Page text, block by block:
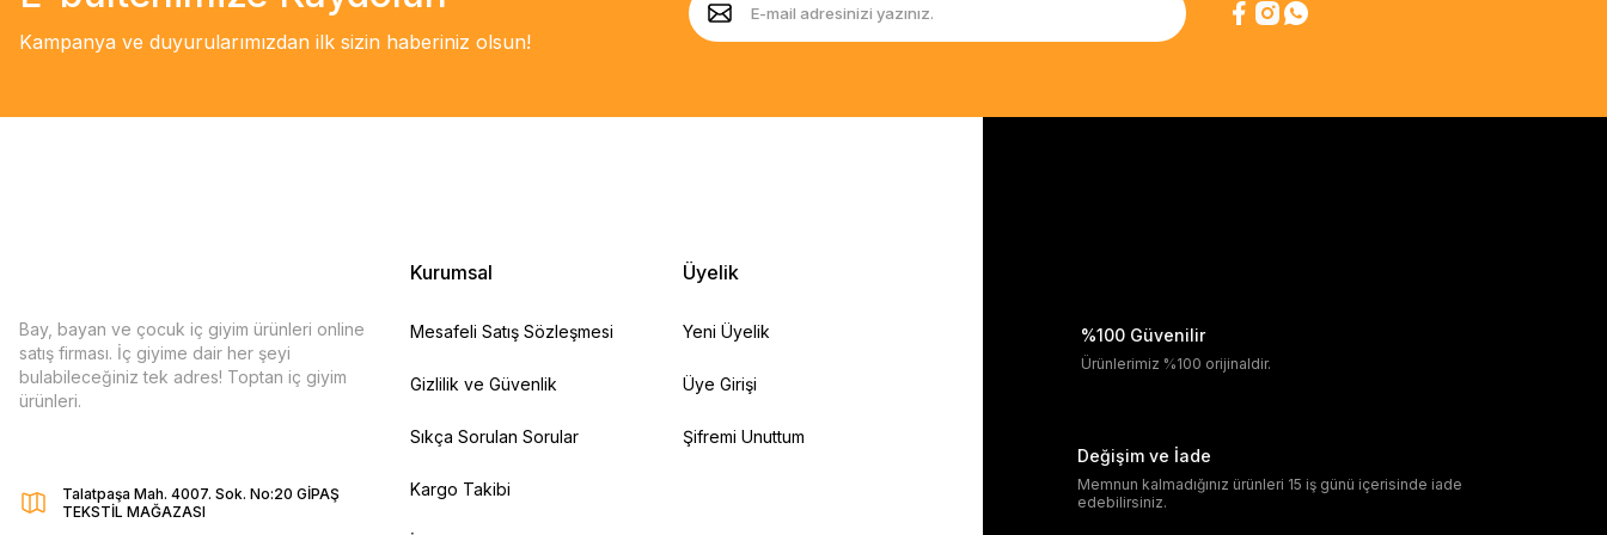
Kampanya ve duyurularımızdan ilk sizin haberiniz olsun!
Bay, bayan ve çocuk iç giyim ürünleri online
satış firması. İç giyime dair her şeyi
bulabileceğiniz tek adres! Toptan iç giyim
ürünleri.
Talatpaşa Mah. 4007. Sok. No:20 GİPAŞ
TEKSTİL MAĞAZASI
Kurumsal
Mesafeli Satış Sözleşmesi
Gizlilik ve Güvenlik
Sıkça Sorulan Sorular
Kargo Takibi
Üyelik
Yeni Üyelik
Üye Girişi
Şifremi Unuttum
%100 Güvenilir
Ürünlerimiz %100 orijinaldir.
Değişim ve İade
Memnun kalmadığınız ürünleri 15 iş günü içerisinde iade
edebilirsiniz.